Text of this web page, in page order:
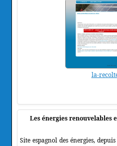
la-
Les énergies renouvelables
Site espagnol des énergies,